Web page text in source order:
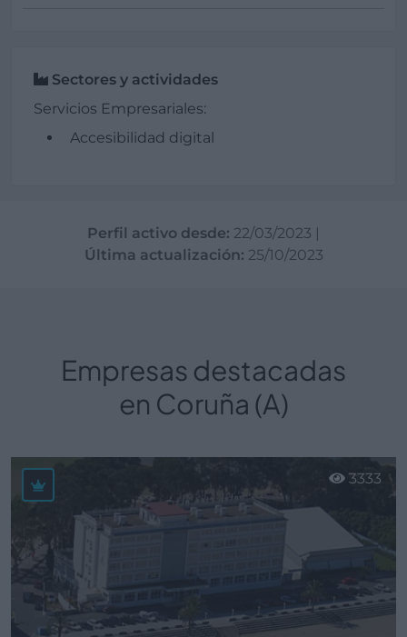
Sectores y actividades
Servicios Empresariales:
Accesibilidad digital
Perfil activo desde: 22/03/2023
Última actualización: 25/10/2023
Empresas destacadas
en Coruña (A)
3333